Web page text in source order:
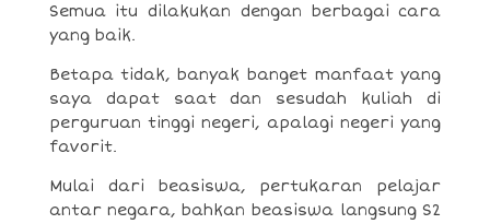
Semua itu dilakukan dengan berbagai cara
yang baik.
Betapa tidak, banyak banget manfaat yang
saya dapat saat dan sesudah kuliah di
perguruan tinggi negeri, apalagi negeri yang
favorit.
Mulai dari beasiswa, pertukaran pelajar
antar negara, bahkan beasiswa langsung S2